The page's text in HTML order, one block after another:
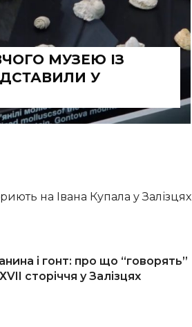
МУЗЕЮ ІЗ
У
на Івана Купала у Залізцях
і гонт: про що “говорять”
сторіччя у Залізцях